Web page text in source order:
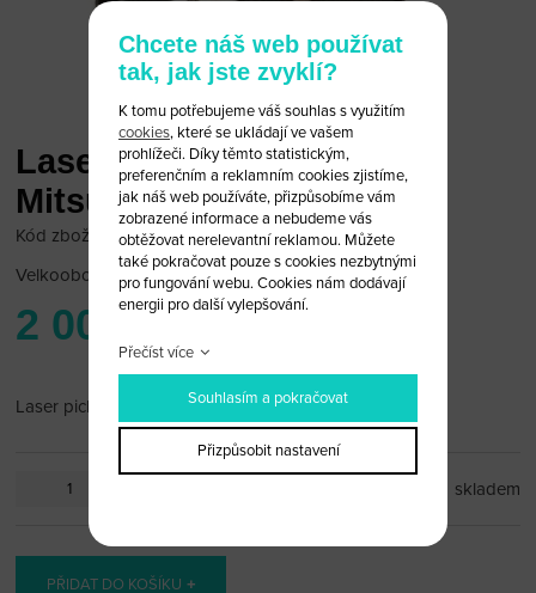
Laser pick HU 56 Volvo
Mitsubishi
Kód zboží: Laser pick 10
Velkoobchodní cena:po přihlášení
2 000 Kč
Laser pick HU 56 Volvo Mitsubishi
skladem
PŘIDAT DO KOŠÍKU
Chcete náš web používat
tak, jak jste zvyklí?
K tomu potřebujeme váš souhlas s využitím
cookies, které se ukládají ve vašem
prohlížeči. Díky těmto statistickým,
preferenčním a reklamním cookies zjistíme,
jak náš web používáte, přizpůsobíme vám
zobrazené informace a nebudeme vás
obtěžovat nerelevantní reklamou. Můžete
také pokračovat pouze s cookies nezbytnými
pro fungování webu. Cookies nám dodávají
energii pro další vylepšování.
Přečíst více
Souhlasím a pokračovat
Přizpůsobit nastavení